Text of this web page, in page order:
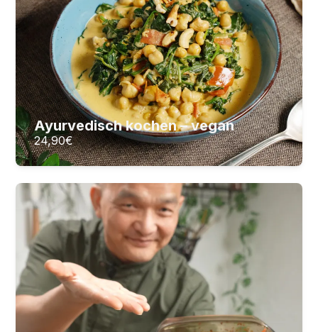
Ayurvedisch kochen – vegan
24,90€
24,90€ ZUM KURS
Kochen für einen gesunden Darm
Darm entlasten und regenerieren
16Lektionen
Stunden Videomaterial